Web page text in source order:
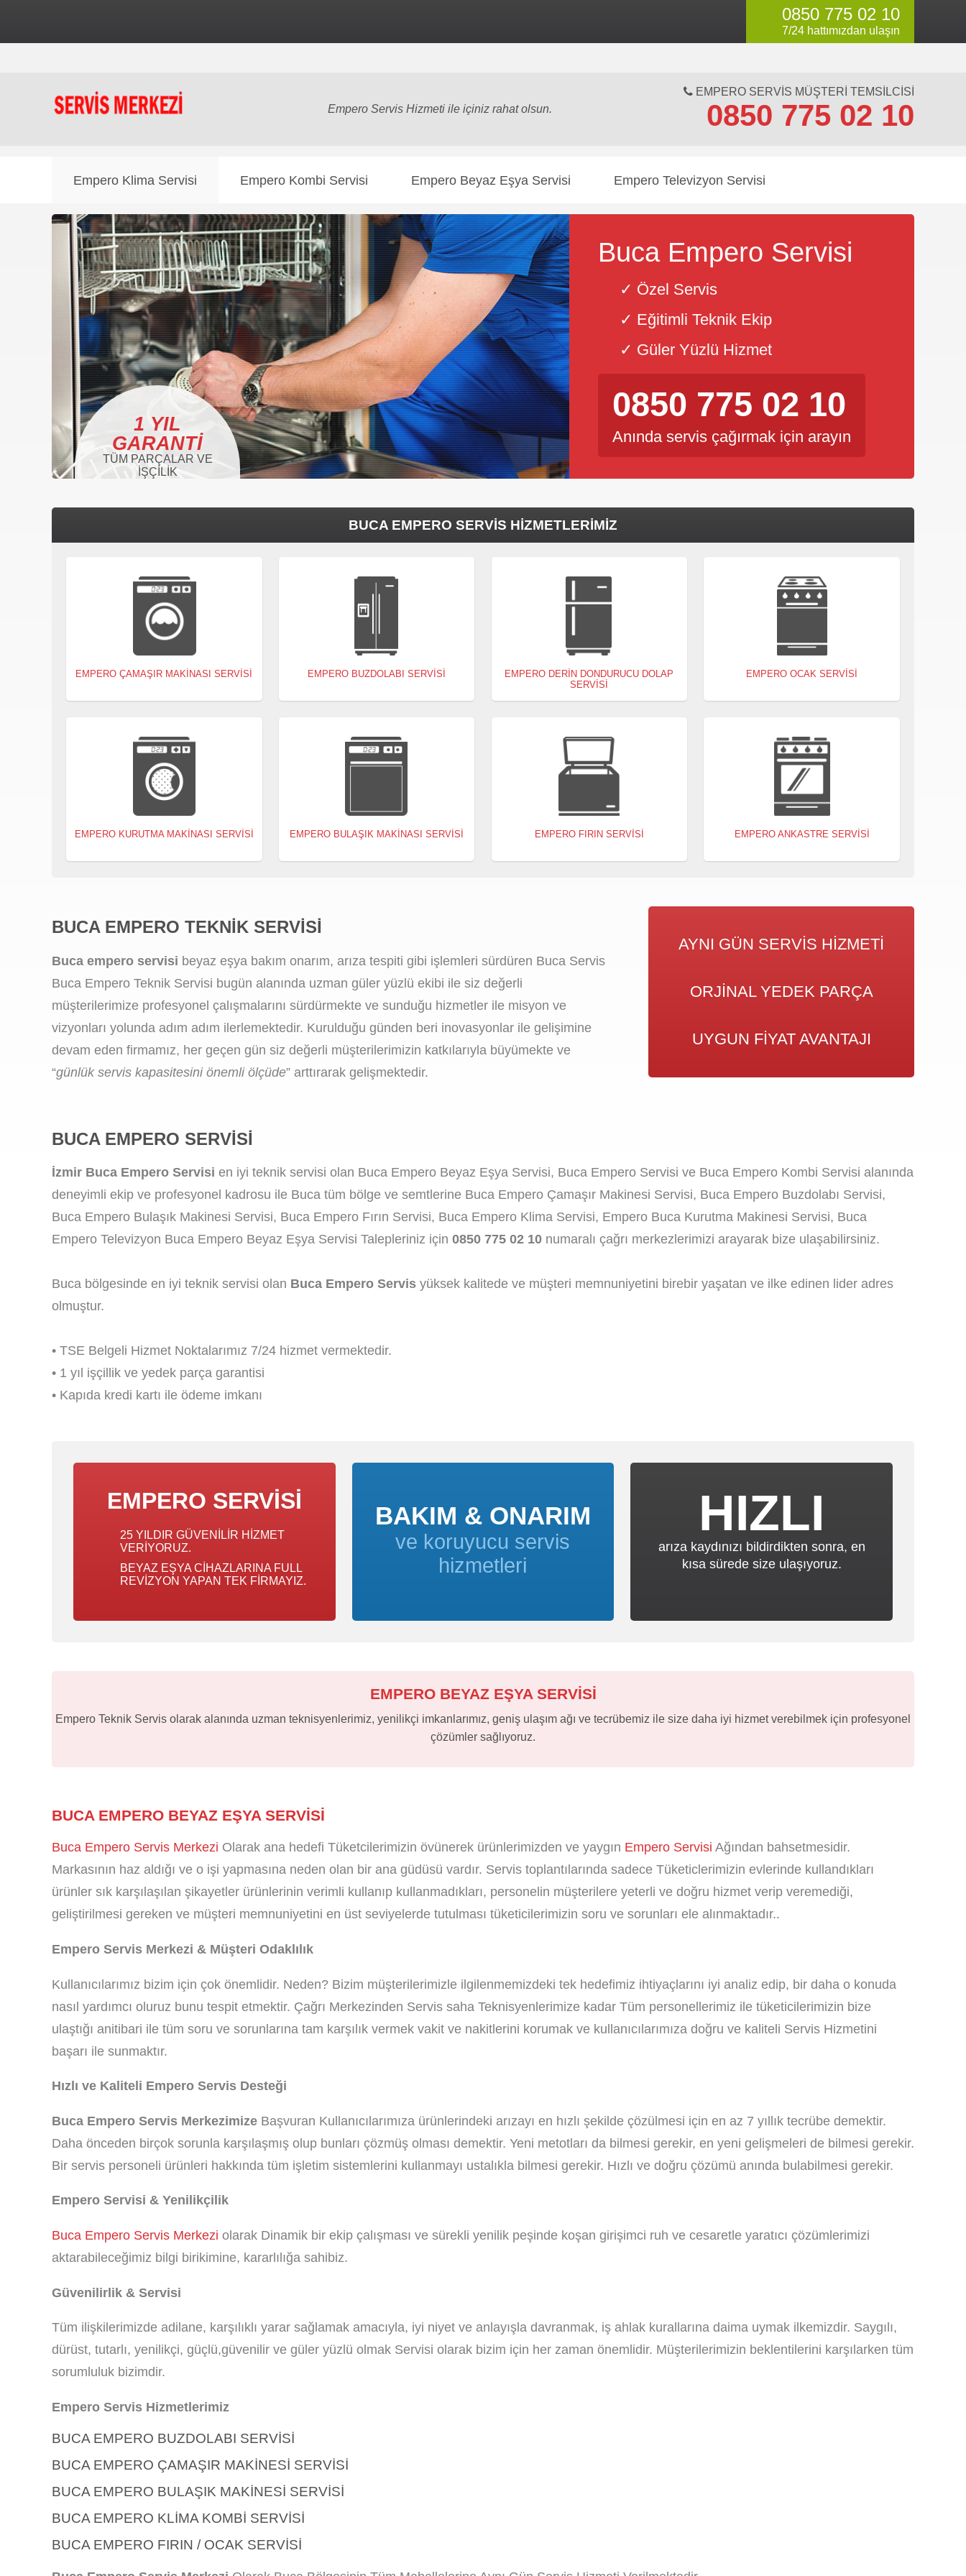
0850 775 02 10
7/24 hattımızdan ulaşın
Empero Servis Hizmeti ile içiniz rahat olsun.
EMPERO SERVIS MÜŞTERI TEMSILCISI
0850 775 02 10
Empero Klima Servisi Empero Kombi Servisi Empero Beyaz Eşya Servisi Empero Televizyon Servisi
1 YIL
GARANTI
TÜM PARÇALAR VE
İŞÇILIK
Buca Empero Servisi
✓ Özel Servis
✓ Eğitimli Teknik Ekip
✓ Güler Yüzlü Hizmet
0850 775 02 10
Anında servis çağırmak için arayın
BUCA EMPERO SERVIS HIZMETLERIMIZ
EMPERO ÇAMAŞIR MAKINASI SERVISI EMPERO BUZDOLABI SERVISI
EMPERO DERIN DONDURUCU DOLAP
SERVISI
EMPERO OCAK SERVISI
EMPERO KURUTMA MAKINASI SERVISI EMPERO BULAŞIK MAKINASI SERVISI EMPERO FIRIN SERVISI EMPERO ANKASTRE SERVISI
BUCA EMPERO TEKNIK SERVISI
Buca empero servisi beyaz eşya bakım onarım, arıza tespiti gibi işlemleri sürdüren Buca Servis
Buca Empero Teknik Servisi bugün alanında uzman güler yüzlü ekibi ile siz değerli
müşterilerimize profesyonel çalışmalarını sürdürmekte ve sunduğu hizmetler ile misyon ve
vizyonları yolunda adım adım ilerlemektedir. Kurulduğu günden beri inovasyonlar ile gelişimine
devam eden firmamız, her geçen gün siz değerli müşterilerimizin katkılarıyla büyümekte ve
“günlük servis kapasitesini önemli ölçüde” arttırarak gelişmektedir.
AYNI GÜN SERVIS HIZMETI
ORJINAL YEDEK PARÇA
UYGUN FIYAT AVANTAJI
BUCA EMPERO SERVISI
İzmir Buca Empero Servisi en iyi teknik servisi olan Buca Empero Beyaz Eşya Servisi, Buca Empero Servisi ve Buca Empero Kombi Servisi alanında
deneyimli ekip ve profesyonel kadrosu ile Buca tüm bölge ve semtlerine Buca Empero Çamaşır Makinesi Servisi, Buca Empero Buzdolabı Servisi,
Buca Empero Bulaşık Makinesi Servisi, Buca Empero Fırın Servisi, Buca Empero Klima Servisi, Empero Buca Kurutma Makinesi Servisi, Buca
Empero Televizyon Buca Empero Beyaz Eşya Servisi Talepleriniz için 0850 775 02 10 numaralı çağrı merkezlerimizi arayarak bize ulaşabilirsiniz.
Buca bölgesinde en iyi teknik servisi olan Buca Empero Servis yüksek kalitede ve müşteri memnuniyetini birebir yaşatan ve ilke edinen lider adres
olmuştur.
• TSE Belgeli Hizmet Noktalarımız 7/24 hizmet vermektedir.
• 1 yıl işçillik ve yedek parça garantisi
• Kapıda kredi kartı ile ödeme imkanı
EMPERO SERVISI
25 YILDIR GÜVENILIR HIZMET
VERIYORUZ.
BEYAZ EŞYA CIHAZLARINA FULL
REVIZYON YAPAN TEK FIRMAYIZ.
BAKIM & ONARIM
ve koruyucu servis
hizmetleri
HIZLI
arıza kaydınızı bildirdikten sonra, en
kısa sürede size ulaşıyoruz.
EMPERO BEYAZ EŞYA SERVİSİ
Empero Teknik Servis olarak alanında uzman teknisyenlerimiz, yenilikçi imkanlarımız, geniş ulaşım ağı ve tecrübemiz ile size daha iyi hizmet verebilmek için profesyonel
çözümler sağlıyoruz.
BUCA EMPERO BEYAZ EŞYA SERVISI
Buca Empero Servis Merkezi Olarak ana hedefi Tüketcilerimizin övünerek ürünlerimizden ve yaygın Empero Servisi Ağından bahsetmesidir.
Markasının haz aldığı ve o işi yapmasına neden olan bir ana güdüsü vardır. Servis toplantılarında sadece Tüketiclerimizin evlerinde kullandıkları
ürünler sık karşılaşılan şikayetler ürünlerinin verimli kullanıp kullanmadıkları, personelin müşterilere yeterli ve doğru hizmet verip veremediği,
geliştirilmesi gereken ve müşteri memnuniyetini en üst seviyelerde tutulması tüketicilerimizin soru ve sorunları ele alınmaktadır..
Empero Servis Merkezi & Müşteri Odaklılık
Kullanıcılarımız bizim için çok önemlidir. Neden? Bizim müşterilerimizle ilgilenmemizdeki tek hedefimiz ihtiyaçlarını iyi analiz edip, bir daha o konuda
nasıl yardımcı oluruz bunu tespit etmektir. Çağrı Merkezinden Servis saha Teknisyenlerimize kadar Tüm personellerimiz ile tüketicilerimizin bize
ulaştığı anitibari ile tüm soru ve sorunlarına tam karşılık vermek vakit ve nakitlerini korumak ve kullanıcılarımıza doğru ve kaliteli Servis Hizmetini
başarı ile sunmaktır.
Hızlı ve Kaliteli Empero Servis Desteği
Buca Empero Servis Merkezimize Başvuran Kullanıcılarımıza ürünlerindeki arızayı en hızlı şekilde çözülmesi için en az 7 yıllık tecrübe demektir.
Daha önceden birçok sorunla karşılaşmış olup bunları çözmüş olması demektir. Yeni metotları da bilmesi gerekir, en yeni gelişmeleri de bilmesi gerekir.
Bir servis personeli ürünleri hakkında tüm işletim sistemlerini kullanmayı ustalıkla bilmesi gerekir. Hızlı ve doğru çözümü anında bulabilmesi gerekir.
Empero Servisi & Yenilikçilik
Buca Empero Servis Merkezi olarak Dinamik bir ekip çalışması ve sürekli yenilik peşinde koşan girişimci ruh ve cesaretle yaratıcı çözümlerimizi
aktarabileceğimiz bilgi birikimine, kararlılığa sahibiz.
Güvenilirlik & Servisi
Tüm ilişkilerimizde adilane, karşılıklı yarar sağlamak amacıyla, iyi niyet ve anlayışla davranmak, iş ahlak kurallarına daima uymak ilkemizdir. Saygılı,
dürüst, tutarlı, yenilikçi, güçlü,güvenilir ve güler yüzlü olmak Servisi olarak bizim için her zaman önemlidir. Müşterilerimizin beklentilerini karşılarken tüm
sorumluluk bizimdir.
Empero Servis Hizmetlerimiz
BUCA EMPERO BUZDOLABI SERVISI
BUCA EMPERO ÇAMAŞIR MAKINESI SERVISI
BUCA EMPERO BULAŞIK MAKINESI SERVISI
BUCA EMPERO KLIMA KOMBI SERVISI
BUCA EMPERO FIRIN / OCAK SERVISI